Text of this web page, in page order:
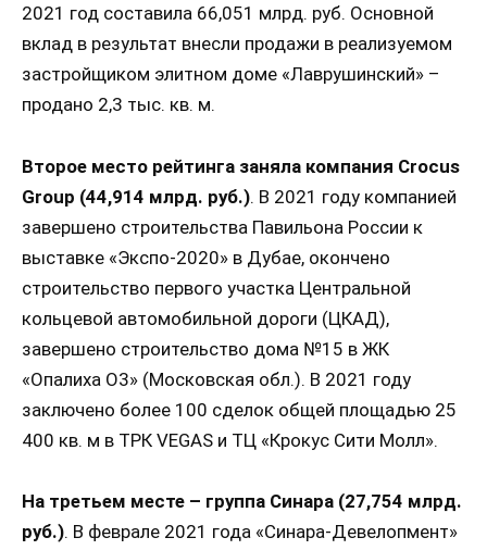
2021 год составила 66,051 млрд. руб. Основной
вклад в результат внесли продажи в реализуемом
застройщиком элитном доме «Лаврушинский» –
продано 2,3 тыс. кв. м.
Второе место рейтинга заняла компания Crocus
Group (44,914 млрд. руб.). В 2021 году компанией
завершено строительства Павильона России к
выставке «Экспо-2020» в Дубае, окончено
строительство первого участка Центральной
кольцевой автомобильной дороги (ЦКАД),
завершено строительство дома №15 в ЖК
«Опалиха О3» (Московская обл.). В 2021 году
заключено более 100 сделок общей площадью 25
400 кв. м в ТРК VEGAS и ТЦ «Крокус Сити Молл».
На третьем месте – группа Синара (27,754 млрд.
руб.). В феврале 2021 года «Синара-Девелопмент»